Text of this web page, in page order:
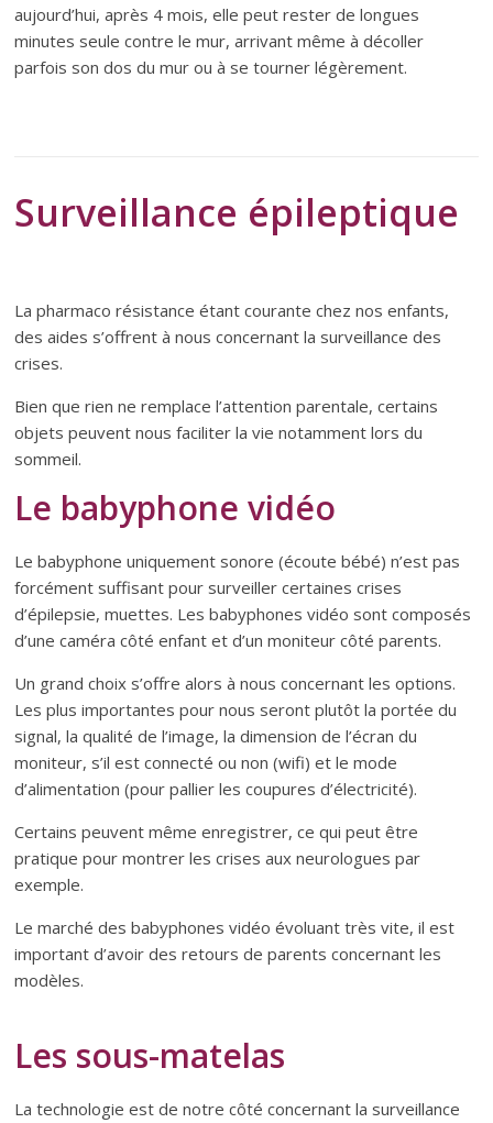
aujourd’hui, après 4 mois, elle peut rester de longues
minutes seule contre le mur, arrivant même à décoller
parfois son dos du mur ou à se tourner légèrement.
Surveillance épileptique
La pharmaco résistance étant courante chez nos enfants,
des aides s’offrent à nous concernant la surveillance des
crises.
Bien que rien ne remplace l’attention parentale, certains
objets peuvent nous faciliter la vie notamment lors du
sommeil.
Le babyphone vidéo
Le babyphone uniquement sonore (écoute bébé) n’est pas
forcément suffisant pour surveiller certaines crises
d’épilepsie, muettes. Les babyphones vidéo sont composés
d’une caméra côté enfant et d’un moniteur côté parents.
Un grand choix s’offre alors à nous concernant les options.
Les plus importantes pour nous seront plutôt la portée du
signal, la qualité de l’image, la dimension de l’écran du
moniteur, s’il est connecté ou non (wifi) et le mode
d’alimentation (pour pallier les coupures d’électricité).
Certains peuvent même enregistrer, ce qui peut être
pratique pour montrer les crises aux neurologues par
exemple.
Le marché des babyphones vidéo évoluant très vite, il est
important d’avoir des retours de parents concernant les
modèles.
Les sous-matelas
La technologie est de notre côté concernant la surveillance